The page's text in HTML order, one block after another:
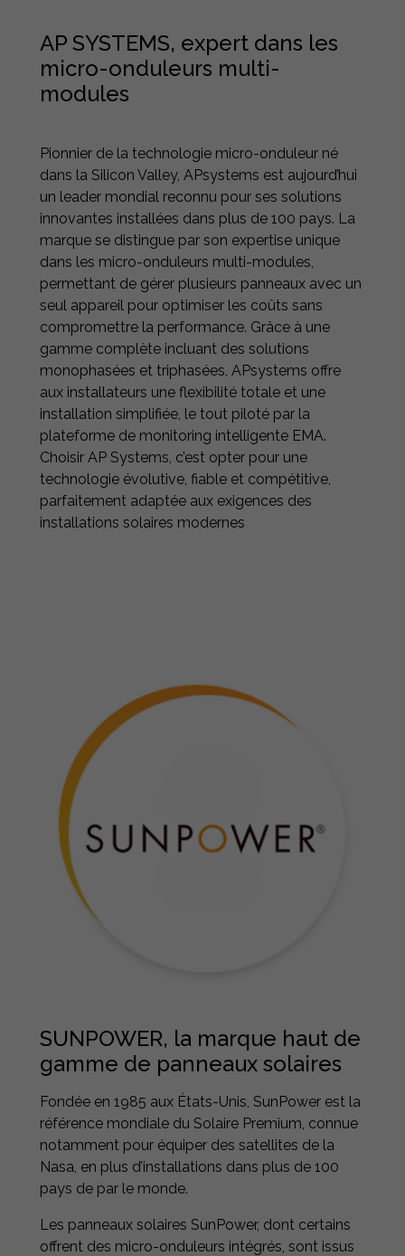
AP SYSTEMS, expert dans les
micro-onduleurs multi-
modules
Pionnier de la technologie micro-onduleur né
dans la Silicon Valley, APsystems est aujourd’hui
un leader mondial reconnu pour ses solutions
innovantes installées dans plus de 100 pays. La
marque se distingue par son expertise unique
dans les micro-onduleurs multi-modules,
permettant de gérer plusieurs panneaux avec un
seul appareil pour optimiser les coûts sans
compromettre la performance. Grâce à une
gamme complète incluant des solutions
monophasées et triphasées, APsystems offre
aux installateurs une flexibilité totale et une
installation simplifiée, le tout piloté par la
plateforme de monitoring intelligente EMA.
Choisir AP Systems, c’est opter pour une
technologie évolutive, fiable et compétitive,
parfaitement adaptée aux exigences des
installations solaires modernes
SUNPOWER, la marque haut de
gamme de panneaux solaires
Fondée en 1985 aux États-Unis, SunPower est la
référence mondiale du Solaire Premium, connue
notamment pour équiper des satellites de la
Nasa, en plus d’installations dans plus de 100
pays de par le monde.
Les panneaux solaires SunPower, dont certains
offrent des micro-onduleurs intégrés, sont issus